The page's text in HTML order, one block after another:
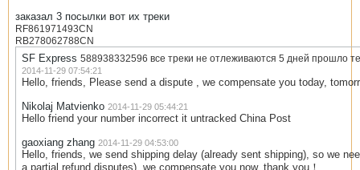
заказал 3 посылки вот их треки
RF861971493CN
RB278062788CN
SF Express 588938332596 все треки не отлеживаются 5 дней прошло
2014-11-29 07:54:21
Hello, friends, Please send a dispute , we compensate you today,
Nikolaj Matvienko 2014-11-29 05:44:21
Hello friend your number incorrect it untracked China Post
gaoxiang zhang 2014-11-29 04:53:00
Hello, friends, we send shipping delay (already sent shipping), so we
a partial refund disputes), we compensate you now, thank you！